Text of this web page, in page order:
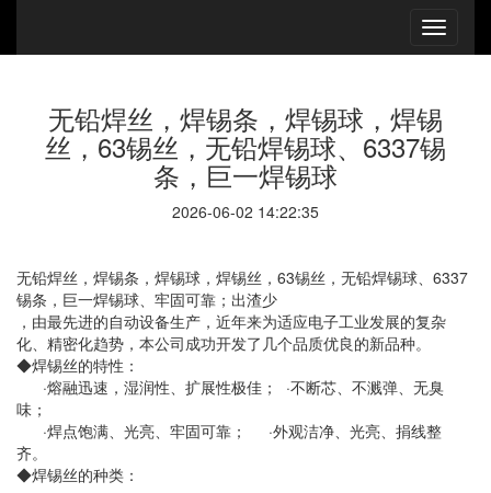
无铅焊丝，焊锡条，焊锡球，焊锡
丝，63锡丝，无铅焊锡球、6337锡
条，巨一焊锡球
2026-06-02 14:22:35
无铅焊丝，焊锡条，焊锡球，焊锡丝，63锡丝，无铅焊锡球、6337
锡条，巨一焊锡球、牢固可靠；出渣少
，由最先进的自动设备生产，近年来为适应电子工业发展的复杂
化、精密化趋势，本公司成功开发了几个品质优良的新品种。
◆焊锡丝的特性：
·熔融迅速，湿润性、扩展性极佳； ·不断芯、不溅弹、无臭
味；
·焊点饱满、光亮、牢固可靠； ·外观洁净、光亮、捐线整
齐。
◆焊锡丝的种类：